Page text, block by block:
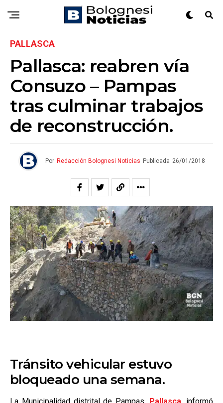
PALLASCA
Pallasca: reabren vía
Consuzo – Pampas
tras culminar trabajos
de reconstrucción.
Por Redacción Bolognesi Noticias Publicada 26/01/2018
Tránsito vehicular estuvo
bloqueado una semana.